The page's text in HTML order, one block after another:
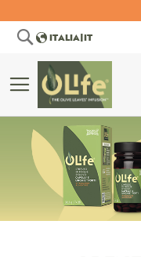
CercaITALIA|IT